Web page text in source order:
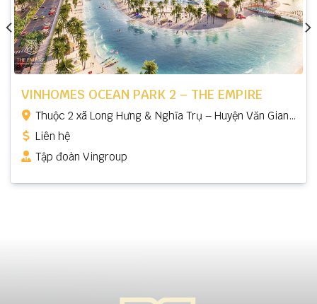
VINHOMES OCEAN PARK 2 – THE EMPIRE
Thuộc 2 xã Long Hưng & Nghĩa Trụ – Huyện Văn Giang
– Hưng Yên.
Liên hệ
Tập đoàn Vingroup